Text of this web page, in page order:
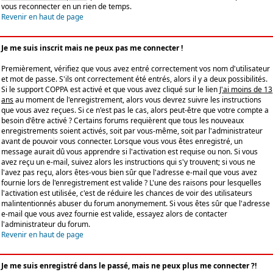
vous reconnecter en un rien de temps.
Revenir en haut de page
Je me suis inscrit mais ne peux pas me connecter !
Premièrement, vérifiez que vous avez entré correctement vos nom d'utilisateur
et mot de passe. S'ils ont correctement été entrés, alors il y a deux possibilités.
Si le support COPPA est activé et que vous avez cliqué sur le lien J'ai moins de 13
ansau moment de l'enregistrement, alors vous devrez suivre les instructions
que vous avez reçues. Si ce n'est pas le cas, alors peut-être que votre compte a
besoin d'être activé ? Certains forums requièrent que tous les nouveaux
enregistrements soient activés, soit par vous-même, soit par l'administrateur
avant de pouvoir vous connecter. Lorsque vous vous êtes enregistré, un
message aurait dû vous apprendre si l'activation est requise ou non. Si vous
avez reçu un e-mail, suivez alors les instructions qui s'y trouvent; si vous ne
l'avez pas reçu, alors êtes-vous bien sûr que l'adresse e-mail que vous avez
fournie lors de l'enregistrement est valide ? L'une des raisons pour lesquelles
l'activation est utilisée, c'est de réduire les chances de voir des utilisateurs
malintentionnés abuser du forum anonymement. Si vous êtes sûr que l'adresse
e-mail que vous avez fournie est valide, essayez alors de contacter
l'administrateur du forum.
Revenir en haut de page
Je me suis enregistré dans le passé, mais ne peux plus me connecter ?!